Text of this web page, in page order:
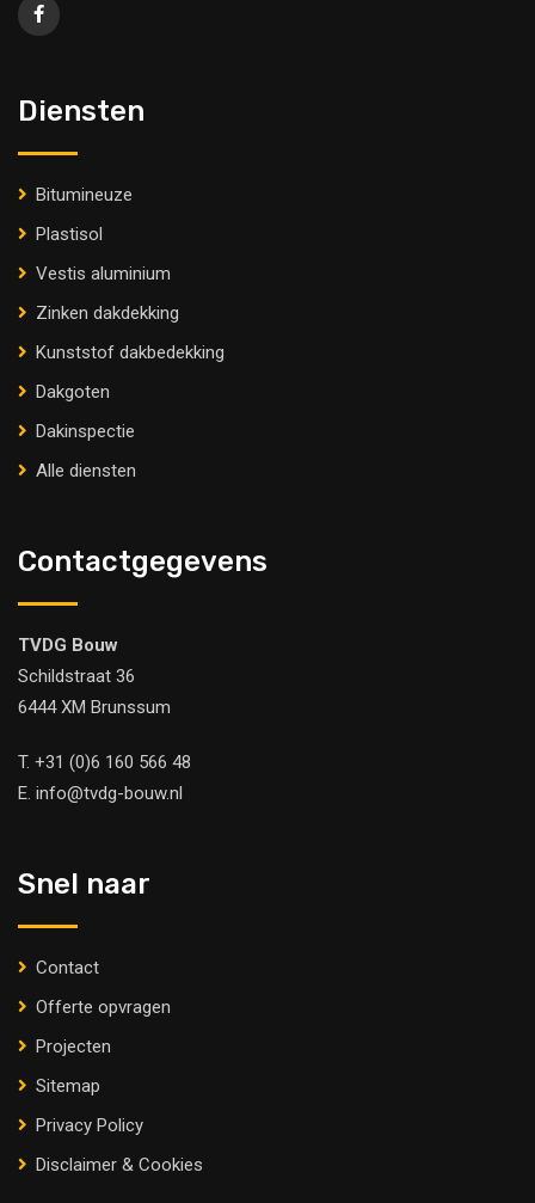
Diensten
Bitumineuze
Plastisol
Vestis aluminium
Zinken dakdekking
Kunststof dakbedekking
Dakgoten
Dakinspectie
Alle diensten
Contactgegevens
TVDG Bouw
Schildstraat 36
6444 XM Brunssum
T. +31 (0)6 160 566 48
E. info@tvdg-bouw.nl
Snel naar
Contact
Offerte opvragen
Projecten
Sitemap
Privacy Policy
Disclaimer & Cookies